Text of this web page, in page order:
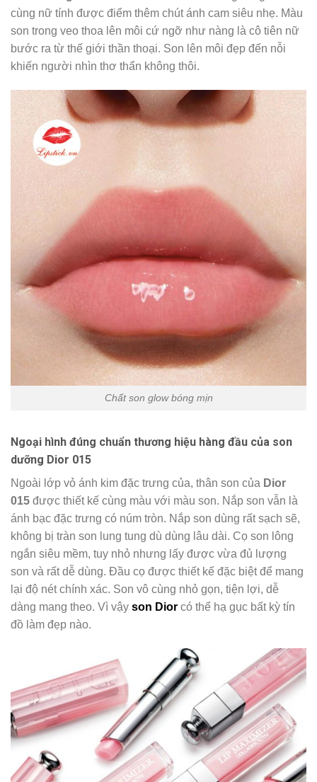
cùng nữ tính được điểm thêm chút ánh cam siêu nhẹ. Màu
son trong veo thoa lên môi cứ ngỡ như nàng là cô tiên nữ
bước ra từ thế giới thần thoại. Son lên môi đẹp đến nỗi
khiến người nhìn thơ thẩn không thôi.
Chất son glow bóng mịn
Ngoại hình đúng chuẩn thương hiệu hàng đầu của son
dưỡng Dior 015
Ngoài lớp vỏ ánh kim đặc trưng của, thân son của Dior
015 được thiết kế cùng màu với màu son. Nắp son vẫn là
ánh bạc đặc trưng có núm tròn. Nắp son dùng rất sạch sẽ,
không bị tràn son lung tung dù dùng lâu dài. Cọ son lông
ngắn siêu mềm, tuy nhỏ nhưng lấy được vừa đủ lượng
son và rất dễ dùng. Đầu cọ được thiết kế đặc biệt để mang
lại độ nét chính xác. Son vô cùng nhỏ gọn, tiện lợi, dễ
dàng mang theo. Vì vậy son Dior có thể hạ gục bất kỳ tín
đồ làm đẹp nào.